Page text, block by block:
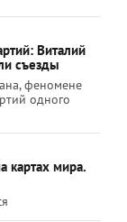
Виталий
съезды
феномене
одного
картах мира.